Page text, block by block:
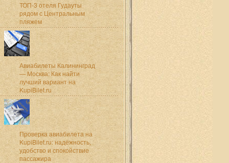
ТОП-3 отеля Гудауты
рядом с Центральным
пляжем
Авиабилеты Калининград
— Москва: Как найти
лучший вариант на
KupiBilet.ru
Проверка авиабилета на
KupiBilet.ru: надёжность,
удобство и спокойствие
пассажира